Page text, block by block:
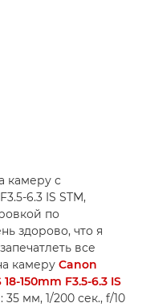
камеру с
6.3 IS STM,
по
здорово, что я
все
камеру Canon
150mm F3.5-6.3 IS
мм, 1/200 сек., f/10